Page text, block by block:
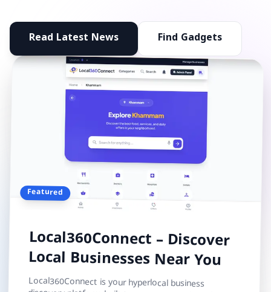
Read Latest News Find Gadgets
Featured
Local360Connect – Discover
Local Businesses Near You
Local360Connect is your hyperlocal business
discovery platform built to connect people with